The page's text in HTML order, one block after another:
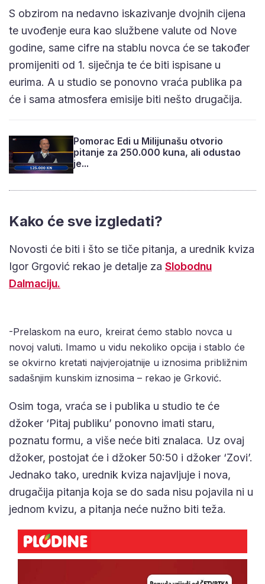
S obzirom na nedavno iskazivanje dvojnih cijena
te uvođenje eura kao službene valute od Nove
godine, same cifre na stablu novca će se također
promijeniti od 1. siječnja te će biti ispisane u
eurima. A u studio se ponovno vraća publika pa
će i sama atmosfera emisije biti nešto drugačija.
Pomorac Edi u Milijunašu otvorio
pitanje za 250.000 kuna, ali odustao
je...
Kako će sve izgledati?
Novosti će biti i što se tiče pitanja, a urednik kviza
Igor Grgović rekao je detalje za Slobodnu
Dalmaciju.
-Prelaskom na euro, kreirat ćemo stablo novca u
novoj valuti. Imamo u vidu nekoliko opcija i stablo će
se okvirno kretati najvjerojatnije u iznosima približnim
sadašnjim kunskim iznosima – rekao je Grković.
Osim toga, vraća se i publika u studio te će
džoker ‘Pitaj publiku’ ponovno imati staru,
poznatu formu, a više neće biti znalaca. Uz ovaj
džoker, postojat će i džoker 50:50 i džoker ‘Zovi’.
Jednako tako, urednik kviza najavljuje i nova,
drugačija pitanja koja se do sada nisu pojavila ni u
jednom kvizu, a pitanja neće nužno biti teža.